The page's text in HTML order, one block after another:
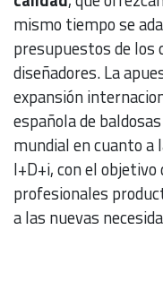
mismo tiempo se
presupuestos de
diseñadores. La
expansión
española de
mundial en cuanto a
I+D+i, con el
profesionales
a las nuevas